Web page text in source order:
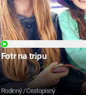
Fotr na tripu
Rodinný / Cestopisný